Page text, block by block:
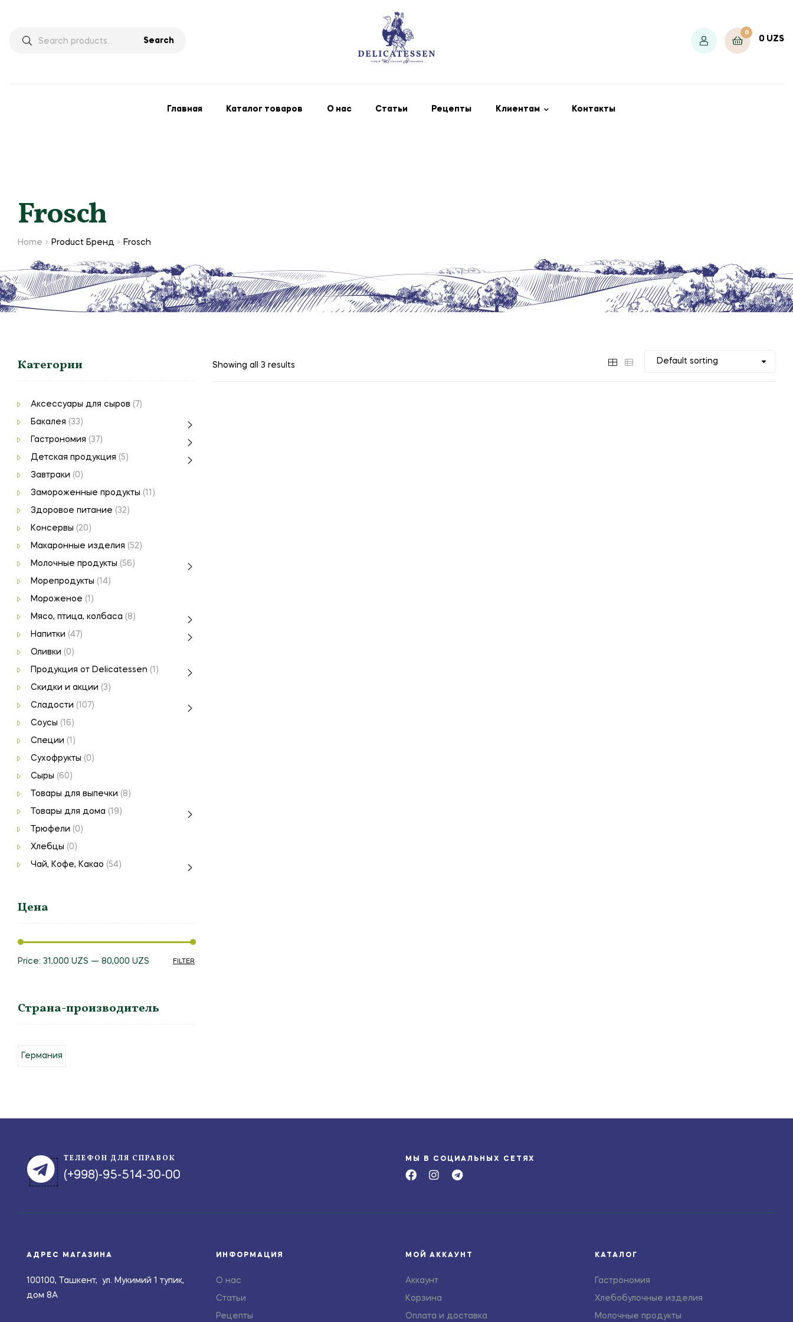
Search
0
0 UZS
Главная Каталог товаров О нас Статьи Рецепты Клиентам Контакты
Frosch
Home Product Бренд Frosch
Showing all 3 results
Категории
Аксессуары для сыров (7)
Бакалея (33)
Гастрономия (37)
Детская продукция (5)
Завтраки (0)
Замороженные продукты (11)
Здоровое питание (32)
Консервы (20)
Макаронные изделия (52)
Молочные продукты (56)
Морепродукты (14)
Мороженое (1)
Мясо, птица, колбаса (8)
Напитки (47)
Оливки (0)
Продукция от Delicatessen (1)
Скидки и акции (3)
Сладости (107)
Соусы (16)
Специи (1)
Сухофрукты (0)
Сыры (60)
Товары для выпечки (8)
Товары для дома (19)
Трюфели (0)
Хлебцы (0)
Чай, Кофе, Какао (54)
Цена
FILTER
Price: 31,000 UZS — 80,000 UZS
Страна-производитель
Германия
ТЕЛЕФОН ДЛЯ СПРАВОК
(+998)-95-514-30-00
МЫ В СОЦИАЛЬНЫХ СЕТЯХ
АДРЕС МАГАЗИНА
100100, Ташкент, ул. Мукимий 1 тупик,
дом 8А
ИНФОРМАЦИЯ
О нас
Статьи
Рецепты
МОЙ АККАУНТ
Аккаунт
Корзина
Оплата и доставка
КАТАЛОГ
Гастрономия
Хлебобулочные изделия
Молочные продукты